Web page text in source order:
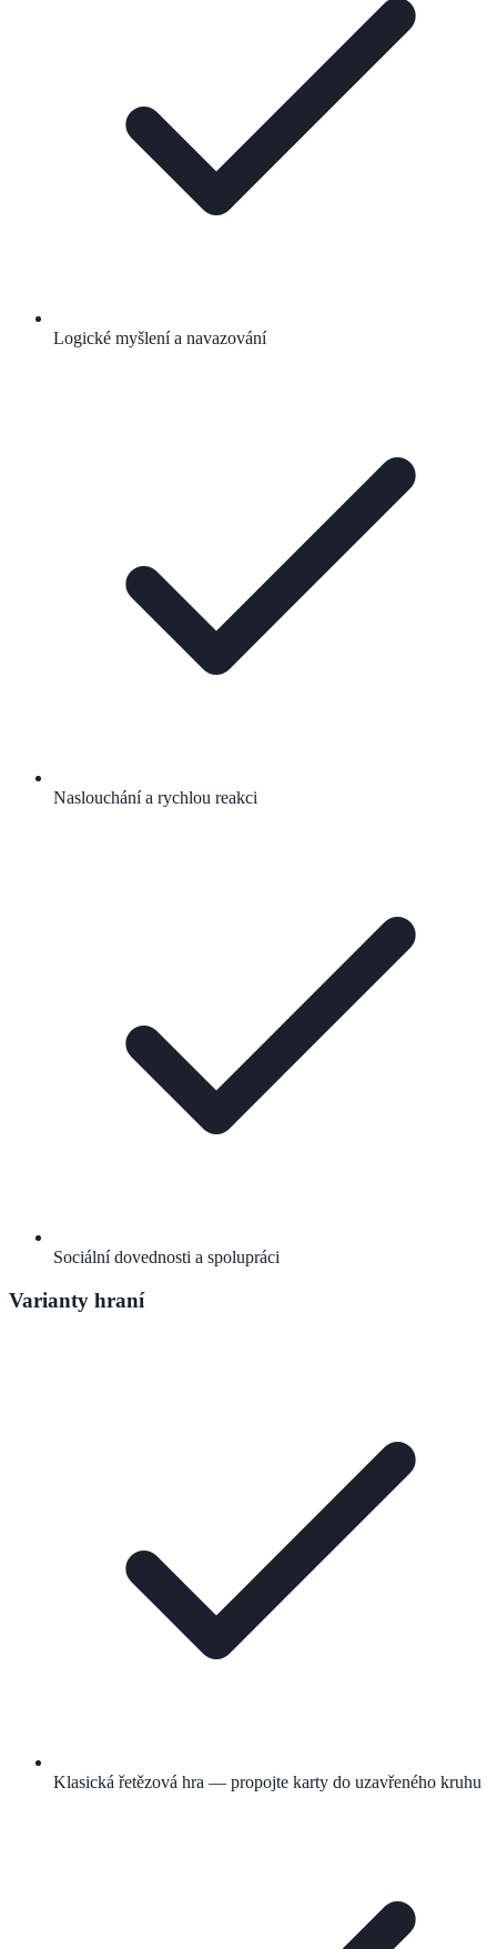
Logické myšlení a navazování
Naslouchání a rychlou reakci
Sociální dovednosti a spolupráci
Varianty hraní
Klasická řetězová hra — propojte karty do uzavřeného kruhu